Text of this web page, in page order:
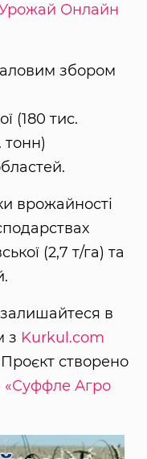
Онлайн
збором
(180 тис.
тонн)
врожайності
(2,7 т/га) та
в
з Kurkul.com
створено
«Суффле Агро